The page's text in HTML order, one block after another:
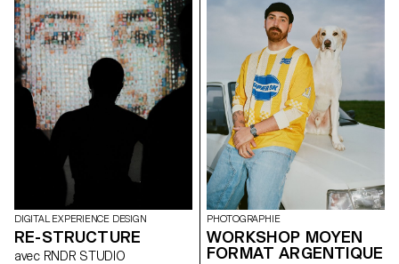
Il est l’expression d’un idéal
d’efficacité et de rationalité.
Omniprésent, plus d’un demi-
siècle après son apparition, a-
t-il toujours la même
pertinence aujourd’hui ? Quelle
est son influence sur nos
imaginaires et sur notre
pratique ? La Suisse n’a-t-elle
pas d’autres facettes à travers
lesquelles communiquer et
quels pourraient être les
nouveaux langages graphiques
et typographiques pour les
représenter ?
modèles de diffusion exécutés
en local. Le flux vidéo est
envisagé comme une matière
première, permettant d’ouvrir
de nouvelles pistes de
perception et de transformation
du réel.
DIGITAL EXPERIENCE DESIGN
RE-STRUCTURE
avec RNDR STUDIO
PHOTOGRAPHIE
WORKSHOP MOYEN
FORMAT ARGENTIQUE